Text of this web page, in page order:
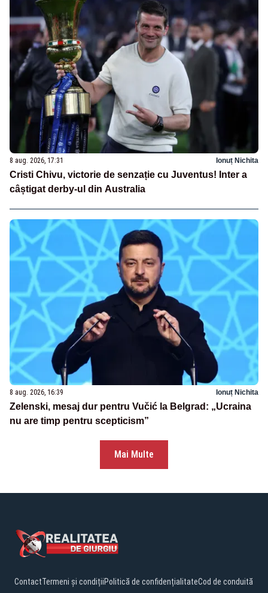
8 aug. 2026, 17:31 Ionuț Nichita
Cristi Chivu, victorie de senzație cu Juventus! Inter a
câștigat derby-ul din Australia
8 aug. 2026, 16:39 Ionuț Nichita
Zelenski, mesaj dur pentru Vučić la Belgrad: „Ucraina
nu are timp pentru scepticism”
Mai Multe
ContactTermeni și condițiiPolitică de confidențialitateCod de conduită